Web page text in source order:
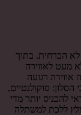
לא הכרחית. בתוך
מעט לאווירה
אווירה רגועה
סוקולנטיים,
להכניס יותר מדי
ללכת למשתלה